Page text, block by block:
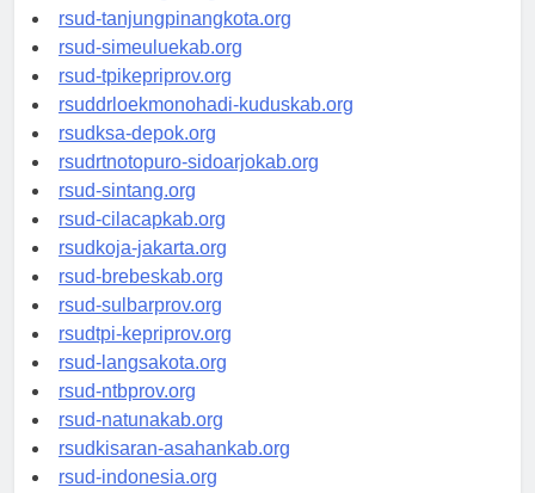
rsud-kotabogor.org
rsud-tanjungpinangkota.org
rsud-simeuluekab.org
rsud-tpikepriprov.org
rsuddrloekmonohadi-kuduskab.org
rsudksa-depok.org
rsudrtnotopuro-sidoarjokab.org
rsud-sintang.org
rsud-cilacapkab.org
rsudkoja-jakarta.org
rsud-brebeskab.org
rsud-sulbarprov.org
rsudtpi-kepriprov.org
rsud-langsakota.org
rsud-ntbprov.org
rsud-natunakab.org
rsudkisaran-asahankab.org